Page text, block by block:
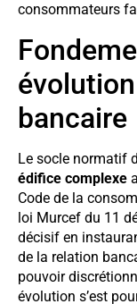
consommateurs
bancaire
Le socle normatif
édifice complexe
Code de la
loi Murcef du 11
décisif en
de la relation
pouvoir
évolution s’est